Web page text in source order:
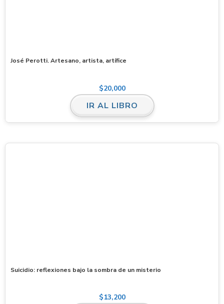
José Perotti. Artesano, artista, artífice
$20,000
IR AL LIBRO
Suicidio: reflexiones bajo la sombra de un misterio
$13,200